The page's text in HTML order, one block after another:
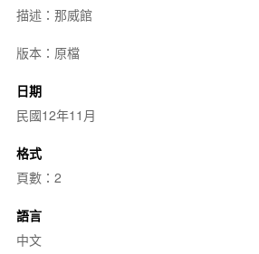
描述：那威館
版本：原檔
日期
民國12年11月
格式
頁數：2
語言
中文